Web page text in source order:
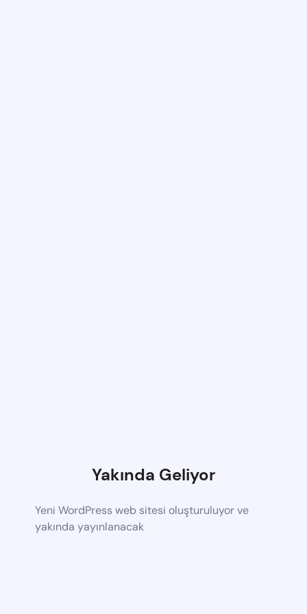
Yakında Geliyor
Yeni WordPress web sitesi oluşturuluyor ve
yakında yayınlanacak